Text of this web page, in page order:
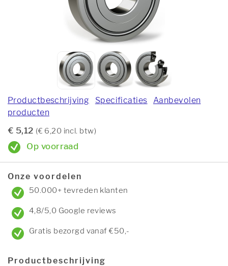
Productbeschrijving Specificaties
Aanbevolen
producten
€ 5,12 (€ 6,20 incl. btw)
Op voorraad
Onze voordelen
50.000+ tevreden klanten
4,8/5,0 Google reviews
Gratis bezorgd vanaf €50,-
Productbeschrijving